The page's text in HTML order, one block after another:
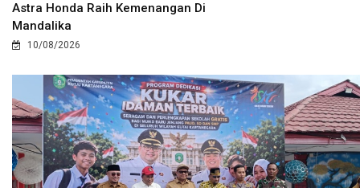
Astra Honda Raih Kemenangan Di
Mandalika
10/08/2026